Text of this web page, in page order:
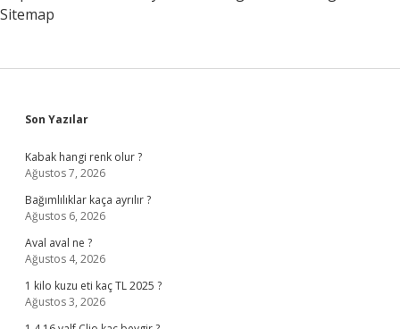
Sitemap
Sidebar
Son Yazılar
Kabak hangi renk olur ?
Ağustos 7, 2026
Bağımlılıklar kaça ayrılır ?
Ağustos 6, 2026
Aval aval ne ?
Ağustos 4, 2026
1 kilo kuzu eti kaç TL 2025 ?
Ağustos 3, 2026